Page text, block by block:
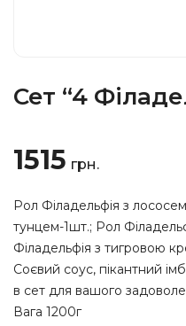
Сет “4
1515 грн.
Рол Філадельфія з
тунцем-1шт.; Рол
Філадельфія з тигровою
Соєвий соус, пікантний
в сет для вашого
Вага 1200г